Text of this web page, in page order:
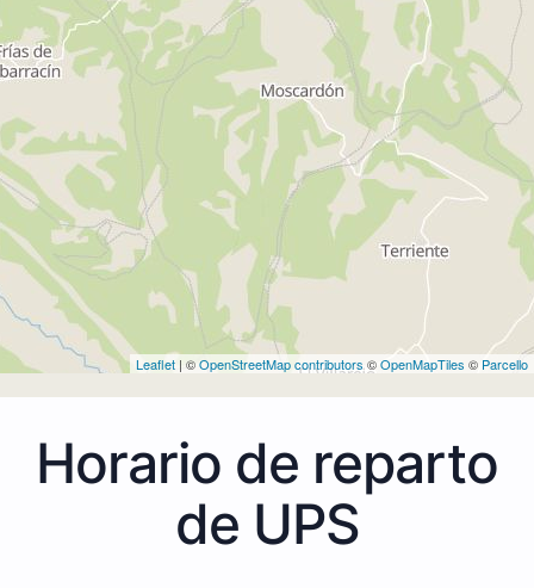
Leaflet | ©OpenStreetMap contributors ©OpenMapTiles © Parcello
Horario de reparto
de UPS